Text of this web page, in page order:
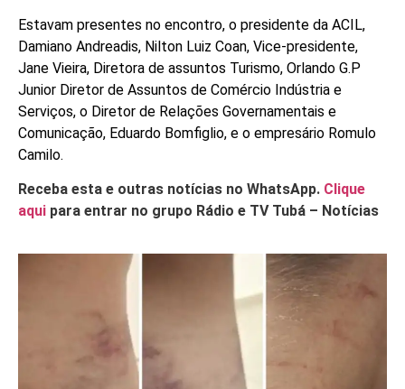
Estavam presentes no encontro, o presidente da ACIL,
Damiano Andreadis, Nilton Luiz Coan, Vice-presidente,
Jane Vieira, Diretora de assuntos Turismo, Orlando G.P
Junior Diretor de Assuntos de Comércio Indústria e
Serviços, o Diretor de Relações Governamentais e
Comunicação, Eduardo Bomfiglio, e o empresário Romulo
Camilo.
Receba esta e outras notícias no WhatsApp. Clique
aqui para entrar no grupo Rádio e TV Tubá – Notícias